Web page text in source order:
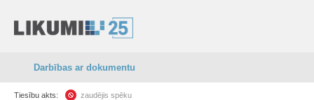
Darbības ar dokumentu
Tiesību akts: zaudējis spēku